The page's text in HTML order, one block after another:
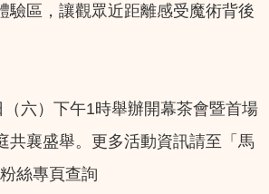
驗區，讓觀眾近距離感受魔術背後
六）下午1時舉辦開幕茶會暨首場
共襄盛舉。更多活動資訊請至「馬
絲專頁查詢